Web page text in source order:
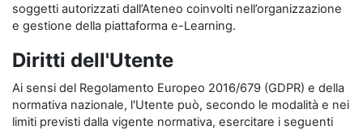
soggetti autorizzati dall’Ateneo coinvolti nell’organizzazione
e gestione della piattaforma e-Learning.
Diritti dell'Utente
Ai sensi del Regolamento Europeo 2016/679 (GDPR) e della
normativa nazionale, l'Utente può, secondo le modalità e nei
limiti previsti dalla vigente normativa, esercitare i seguenti